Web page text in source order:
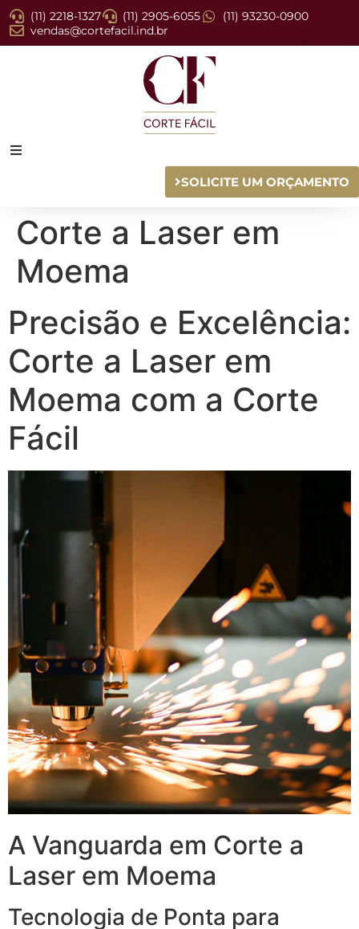
(11) 2218-1327 (11) 2905-6055
(11) 93230-0900
vendas@cortefacil.ind.br
SOLICITE UM ORÇAMENTO
Corte a Laser em
Moema
Precisão e Excelência:
Corte a Laser em
Moema com a Corte
Fácil
A Vanguarda em Corte a
Laser em Moema
Tecnologia de Ponta para